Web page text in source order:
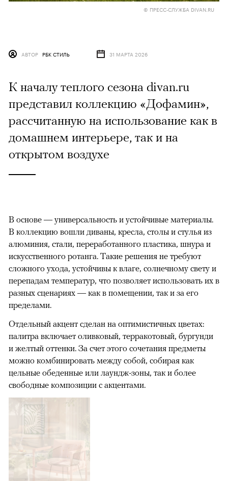
© ПРЕСС-СЛУЖБА DIVAN.RU
АВТОР РБК СТИЛЬ 31 МАРТА 2026
К началу теплого сезона divan.ru
представил коллекцию «Дофамин»,
рассчитанную на использование как в
домашнем интерьере, так и на
открытом воздухе
В основе — универсальность и устойчивые материалы.
В коллекцию вошли диваны, кресла, столы и стулья из
алюминия, стали, переработанного пластика, шнура и
искусственного ротанга. Такие решения не требуют
сложного ухода, устойчивы к влаге, солнечному свету и
перепадам температур, что позволяет использовать их в
разных сценариях — как в помещении, так и за его
пределами.
Отдельный акцент сделан на оптимистичных цветах:
палитра включает оливковый, терракотовый, бургунди
и желтый оттенки. За счет этого сочетания предметы
можно комбинировать между собой, собирая как
цельные обеденные или лаундж-зоны, так и более
свободные композиции с акцентами.